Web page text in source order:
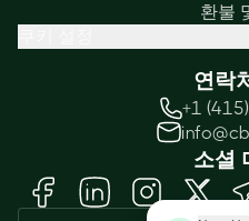
환불
연락
+1
소셜